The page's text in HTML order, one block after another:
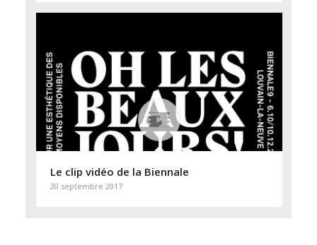
Le clip vidéo de la Biennale
20 septembre 2017